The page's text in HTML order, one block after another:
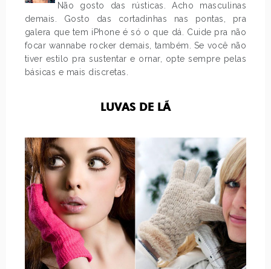
Não gosto das rústicas. Acho masculinas
demais. Gosto das cortadinhas nas pontas, pra
galera que tem iPhone é só o que dá. Cuide pra não
focar wannabe rocker demais, também. Se você não
tiver estilo pra sustentar e ornar, opte sempre pelas
básicas e mais discretas.
LUVAS DE LÃ